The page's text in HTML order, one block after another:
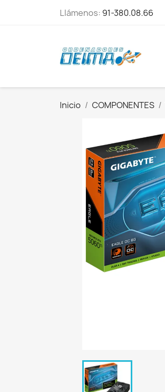
Llámenos: 91-380.08.66
Inicio COMPONENTES